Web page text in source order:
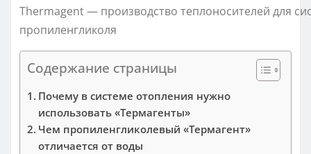
Thermagent — производство теплоносителей для
пропиленгликоля
Содержание страницы
Почему в системе отопления нужно
использовать «Термагенты»
Чем пропиленгликолевый «Термагент»
отличается от воды